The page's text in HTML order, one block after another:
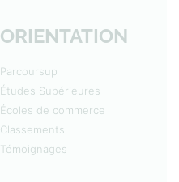
ORIENTATION
Parcoursup
Études Supérieures
Écoles de commerce
Classements
Témoignages